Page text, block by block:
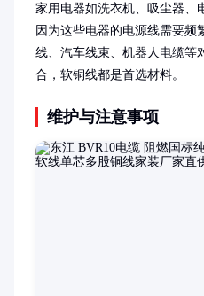
家用电器如洗衣机、吸尘器、
因为这些电器的电源线需要频
线、汽车线束、机器人电缆等
合，软铜线都是首选材料。
维护与注意事项